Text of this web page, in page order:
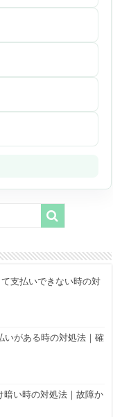
支払いできない時の対
いがある時の対処法｜確
暗い時の対処法｜故障か